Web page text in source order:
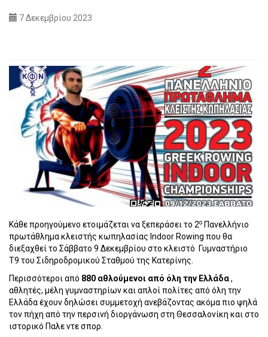
7 Δεκεμβρίου 2023
Κάθε προηγούμενο ετοιμάζεται να ξεπεράσει το 2ο Πανελλήνιο
πρωτάθλημα κλειστής κωπηλασίας Indoor Rowing που θα
διεξαχθεί το Σάββατο 9 Δεκεμβρίου στο κλειστό Γυμναστήριο
Τ9 του Σιδηροδρομικού Σταθμού της Κατερίνης.
Περισσότεροι από 880 αθλούμενοι από όλη την Ελλάδα,
αθλητές, μέλη γυμναστηρίων και απλοί πολίτες από όλη την
Ελλάδα έχουν δηλώσει συμμετοχή ανεβάζοντας ακόμα πιο ψηλά
τον πήχη από την περσινή διοργάνωση στη Θεσσαλονίκη και στο
ιστορικό Παλε ντε σπορ.